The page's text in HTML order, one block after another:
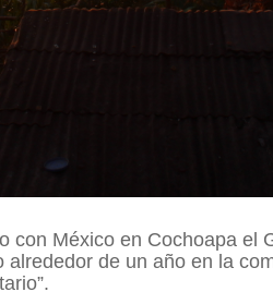
con México en Cochoapa el
de un año en la